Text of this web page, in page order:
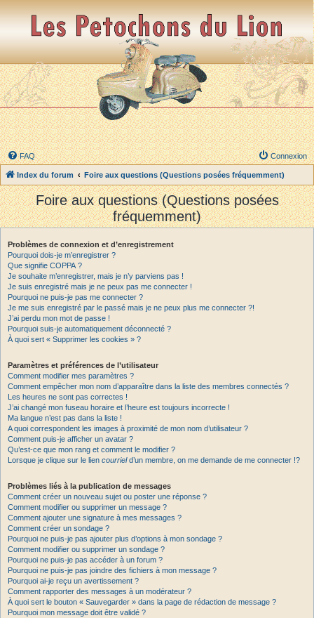
FAQ Connexion
Index du forum Foire aux questions (Questions posées fréquemment)
Foire aux questions (Questions posées
fréquemment)
Problèmes de connexion et d’enregistrement
Pourquoi dois-je m’enregistrer ?
Que signifie COPPA ?
Je souhaite m’enregistrer, mais je n’y parviens pas !
Je suis enregistré mais je ne peux pas me connecter !
Pourquoi ne puis-je pas me connecter ?
Je me suis enregistré par le passé mais je ne peux plus me connecter ?!
J’ai perdu mon mot de passe !
Pourquoi suis-je automatiquement déconnecté ?
À quoi sert « Supprimer les cookies » ?
Paramètres et préférences de l’utilisateur
Comment modifier mes paramètres ?
Comment empêcher mon nom d’apparaître dans la liste des membres connectés ?
Les heures ne sont pas correctes !
J’ai changé mon fuseau horaire et l’heure est toujours incorrecte !
Ma langue n’est pas dans la liste !
A quoi correspondent les images à proximité de mon nom d’utilisateur ?
Comment puis-je afficher un avatar ?
Qu’est-ce que mon rang et comment le modifier ?
Lorsque je clique sur le lien courrield’un membre, on me demande de me connecter !?
Problèmes liés à la publication de messages
Comment créer un nouveau sujet ou poster une réponse ?
Comment modifier ou supprimer un message ?
Comment ajouter une signature à mes messages ?
Comment créer un sondage ?
Pourquoi ne puis-je pas ajouter plus d’options à mon sondage ?
Comment modifier ou supprimer un sondage ?
Pourquoi ne puis-je pas accéder à un forum ?
Pourquoi ne puis-je pas joindre des fichiers à mon message ?
Pourquoi ai-je reçu un avertissement ?
Comment rapporter des messages à un modérateur ?
À quoi sert le bouton « Sauvegarder » dans la page de rédaction de message ?
Pourquoi mon message doit être validé ?